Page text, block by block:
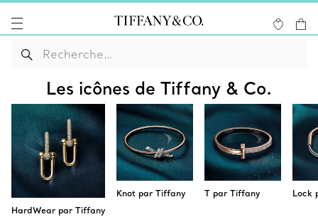
Les icônes de Tiffany & Co.
HardWear par Tiffany
Knot par Tiffany T par Tiffany Lock